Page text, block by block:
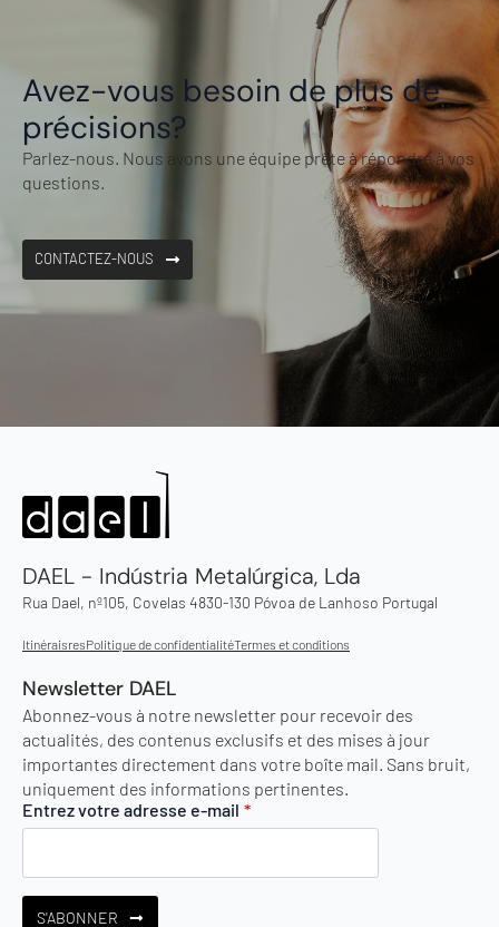
Avez-vous besoin de plus de
précisions?
Parlez-nous. Nous avons une équipe prête à répondre à vos
questions.
CONTACTEZ-NOUS
DAEL - Indústria Metalúrgica, Lda
Rua Dael, nº105, Covelas 4830-130 Póvoa de Lanhoso Portugal
ItinéraisresPolitique de confidentialitéTermes et conditions
Newsletter DAEL
Abonnez-vous à notre newsletter pour recevoir des
actualités, des contenus exclusifs et des mises à jour
importantes directement dans votre boîte mail. Sans bruit,
uniquement des informations pertinentes.
Entrez votre adresse e-mail *
S'ABONNER